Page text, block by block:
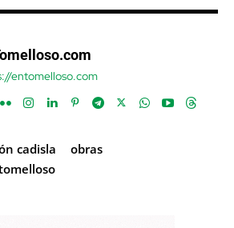
entomelloso.com
cadisla
obras